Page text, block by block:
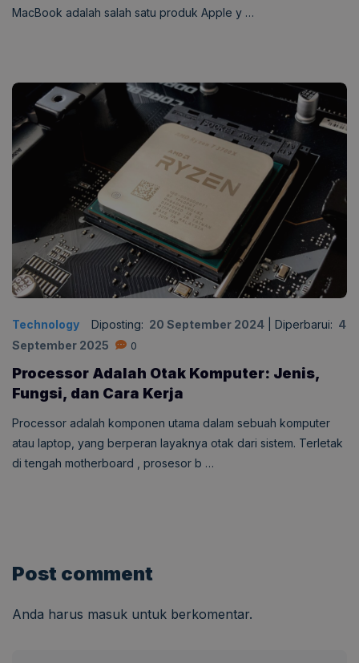
MacBook adalah salah satu produk Apple y …
Technology Diposting: 20 September 2024 Diperbarui: 4
September 2025
0
Processor Adalah Otak Komputer: Jenis,
Fungsi, dan Cara Kerja
Processor adalah komponen utama dalam sebuah komputer
atau laptop, yang berperan layaknya otak dari sistem. Terletak
di tengah motherboard , prosesor b …
Post comment
Anda harus masuk untuk berkomentar.